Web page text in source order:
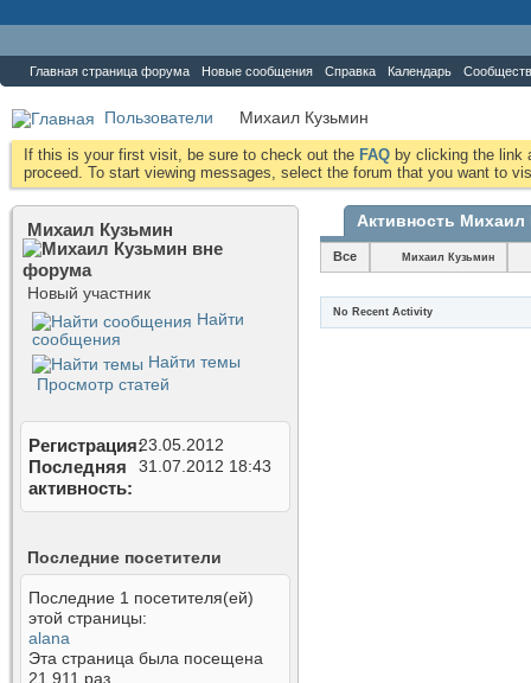
Главная страница форума Новые сообщения Справка Календарь
Пользователи Михаил Кузьмин
If this is your first visit, be sure to check out the FAQ by clicking the link
proceed. To start viewing messages, select the forum that you want to
Михаил Кузьмин
Новый участник
Найти
сообщения
Найти темы
Просмотр статей
Регистрация23.05.2012
Последняя
активность
31.07.2012 18:43
Последние посетители
Последние 1 посетителя(ей)
этой страницы:
alana
Эта страница была посещена
21,911 раз
Активность Михаил
Все Михаил Кузьмин
No Recent Activity